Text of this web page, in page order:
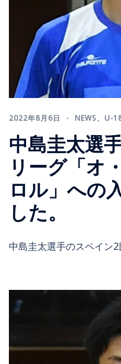
2022年8月6日 NEWS、 U-
中島圭太選
リーグ「オ
ロル」への
した。
中島圭太選手のスペイン